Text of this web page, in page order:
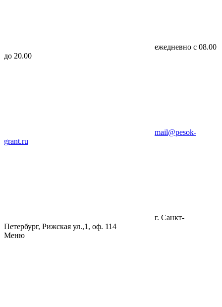
ежедневно с 08.00
до 20.00
mail@pesok-
grant.ru
г. Санкт-
Петербург, Рижская ул.,1, оф. 114
Меню